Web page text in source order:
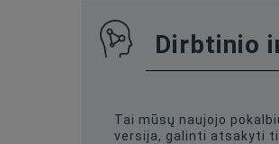
Dirbtinio
Tai mūsų naujojo
versija, galinti atsakyti